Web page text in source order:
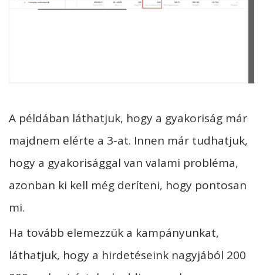
A példában láthatjuk, hogy a gyakoriság már
majdnem elérte a 3-at. Innen már tudhatjuk,
hogy a gyakorisággal van valami probléma,
azonban ki kell még deríteni, hogy pontosan
mi.
Ha tovább elemezzük a kampányunkat,
láthatjuk, hogy a hirdetéseink nagyjából 200